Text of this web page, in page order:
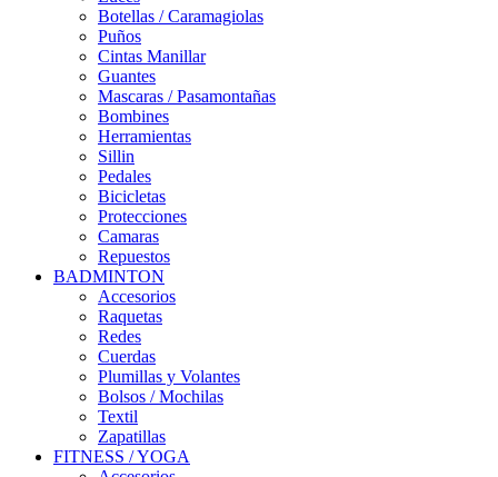
Botellas / Caramagiolas
Puños
Cintas Manillar
Guantes
Mascaras / Pasamontañas
Bombines
Herramientas
Sillin
Pedales
Bicicletas
Protecciones
Camaras
Repuestos
BADMINTON
Accesorios
Raquetas
Redes
Cuerdas
Plumillas y Volantes
Bolsos / Mochilas
Textil
Zapatillas
FITNESS / YOGA